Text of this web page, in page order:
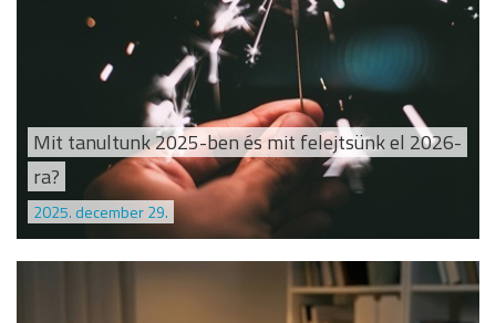
Mit tanultunk 2025-ben és mit felejtsünk el 2026-
ra?
2025. december 29.